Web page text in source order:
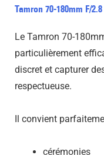
Tamron 70-180mm F/
Le Tamron 70-
particulièrement
discret et capturer
respectueuse.
Il convient
cérémonies